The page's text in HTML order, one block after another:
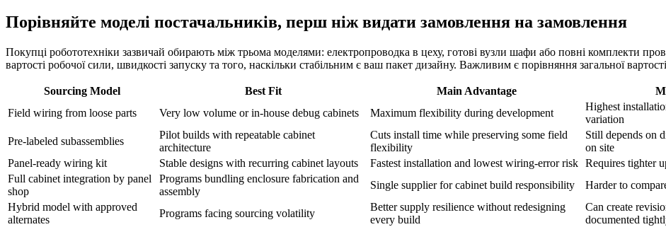
Порівняйте моделі постачальників, перш ніж видати замовлення на замовлення
Покупці робототехніки зазвичай обирають між трьома моделями: електропроводка в цеху, готові вузли шафи або повні комплекти
вартості робочої сили, швидкості запуску та того, наскільки стабільним є ваш пакет дизайну. Важливим є порівняння загальної
Sourcing Model Best Fit Main Advantage
Field wiring from loose parts
Very low volume or in-house debug cabinets Maximum flexibility during development
Highest
variation
Pre-labeled subassemblies
Pilot builds with repeatable cabinet
architecture
Cuts install time while preserving some field
flexibility
Still depends on
on site
Panel-ready wiring kit
Stable designs with recurring cabinet layouts Fastest installation and lowest wiring-error risk Requires tighter
Full cabinet integration by panel
shop
Programs bundling enclosure fabrication and
assembly
Single supplier for cabinet build responsibility Harder to
Hybrid model with approved
alternates
Programs facing sourcing volatility
Better supply resilience without redesigning
every build
Can create
documented